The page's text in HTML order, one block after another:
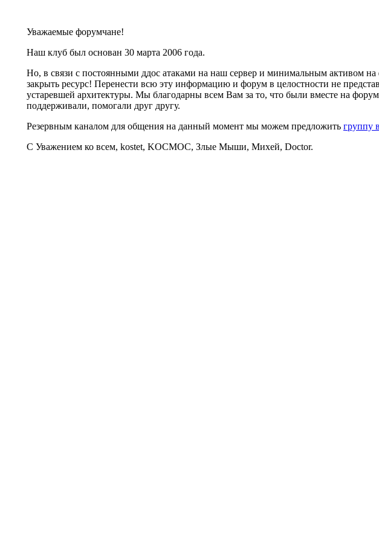
Уважаемые форумчане!
Наш клуб был основан 30 марта 2006 года.
Но, в связи с постоянными ддос атаками на наш сервер и минимальным активом
закрыть ресурс! Перенести всю эту информацию и форум в целостности не
устаревшей архитектуры. Мы благодарны всем Вам за то, что были вместе на
поддерживали, помогали друг другу.
Резервным каналом для общения на данный момент мы можем предложить группу
С Уважением ко всем, kostet, KOCMOC, Злые Мыши, Михей, Doctor.